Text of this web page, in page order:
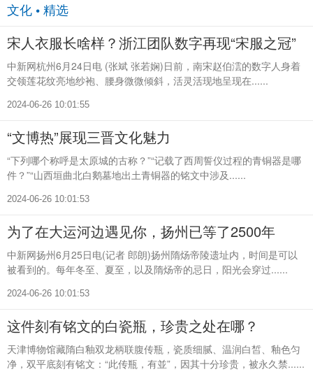
文化 • 精选
宋人衣服长啥样？浙江团队数字再现“宋服之冠”
中新网杭州6月24日电 (张斌 张若娴)日前，南宋赵伯澐的数字人身着
交领莲花纹亮地纱袍、腰身微微倾斜，活灵活现地呈现在......
2024-06-26 10:01:55
“文博热”展现三晋文化魅力
“下列哪个称呼是太原城的古称？”“记载了西周誓仪过程的青铜器是哪
件？”“山西垣曲北白鹅墓地出土青铜器的铭文中涉及......
2024-06-26 10:01:53
为了在大运河边遇见你，扬州已等了2500年
中新网扬州6月25日电(记者 郎朗)扬州隋炀帝陵遗址内，时间是可以
被看到的。每年冬至、夏至，以及隋炀帝的忌日，阳光会穿过......
2024-06-26 10:01:53
这件刻有铭文的白瓷瓶，珍贵之处在哪？
天津博物馆藏隋白釉双龙柄联腹传瓶，瓷质细腻、温润白皙、釉色匀
净，双平底刻有铭文：“此传瓶，有並”，因其十分珍贵，被永久禁......